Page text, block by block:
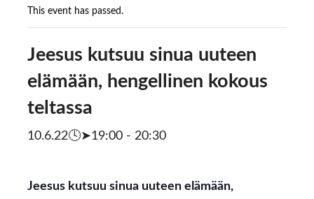
This event has passed.
Jeesus kutsuu sinua uuteen
elämään, hengellinen kokous
teltassa
10.6.22🕓➤19:00- 20:30
Jeesus kutsuu sinua uuteen elämään,